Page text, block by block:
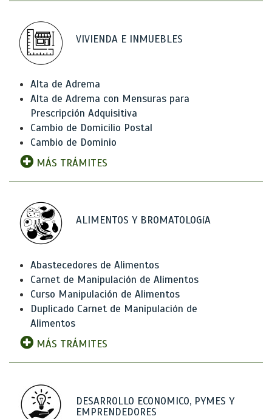
VIVIENDA E INMUEBLES
Alta de Adrema
Alta de Adrema con Mensuras para
Prescripción Adquisitiva
Cambio de Domicilio Postal
Cambio de Dominio
MÁS TRÁMITES
ALIMENTOS Y BROMATOLOGíA
Abastecedores de Alimentos
Carnet de Manipulación de Alimentos
Curso Manipulación de Alimentos
Duplicado Carnet de Manipulación de
Alimentos
MÁS TRÁMITES
DESARROLLO ECONOMICO, PYMES Y
EMPRENDEDORES